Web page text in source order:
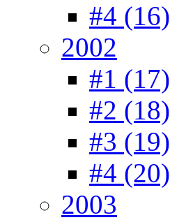
#4 (16)
2002
#1 (17)
#2 (18)
#3 (19)
#4 (20)
2003